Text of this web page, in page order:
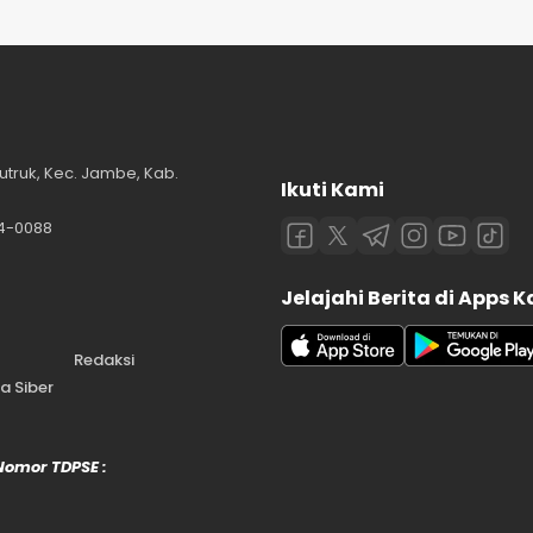
Kec. Jambe, Kab.
0088
Redaksi
Siber
TDPSE :
Ikuti Kami
Jelajahi Berita di Apps